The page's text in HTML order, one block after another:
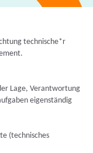
technische*r
Lage, Verantwortung
eigenständig
(technisches